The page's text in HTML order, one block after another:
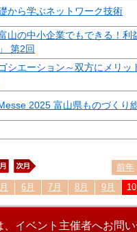
から学ぶネットワーク技術
富山の中小企業でもできる！
第2回
シエーション～双方にメリ
2025 富山県ものづくり
前年
6月 7月 8月 9月
イベント主催者へお問